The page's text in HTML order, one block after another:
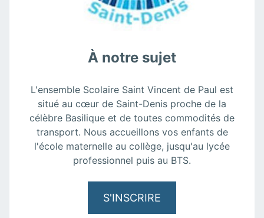
À notre sujet
L'ensemble Scolaire Saint Vincent de Paul est
situé au cœur de Saint-Denis proche de la
célèbre Basilique et de toutes commodités de
transport. Nous accueillons vos enfants de
l'école maternelle au collège, jusqu'au lycée
professionnel puis au BTS.
S'INSCRIRE